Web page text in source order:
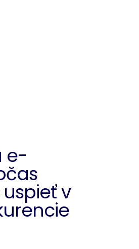
e-
uspieť v